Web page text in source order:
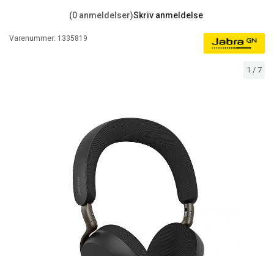
1 / 7
(0 anmeldelser)Skriv anmeldelse
Varenummer: 1335819